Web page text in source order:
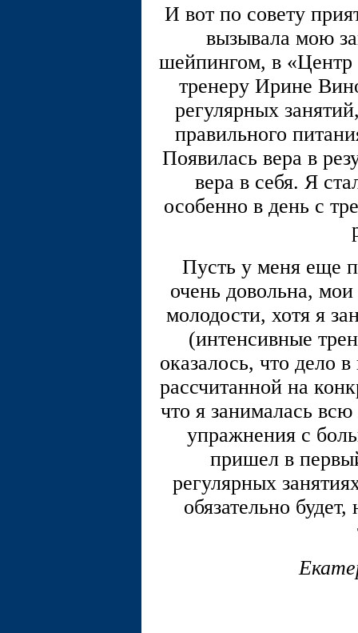
И вот по совету
вызывала мою
шейпингом, в «Центр
тренеру Ирине
регулярных
правильного
Появилась вера в
вера в себя. Я
особенно в день с
Пусть у меня еще
очень довольна,
молодости, хотя я
(интенсивные
оказалось, что дело
рассчитанной на
что я занималась
упражнения с
пришел в
регулярных
обязательно